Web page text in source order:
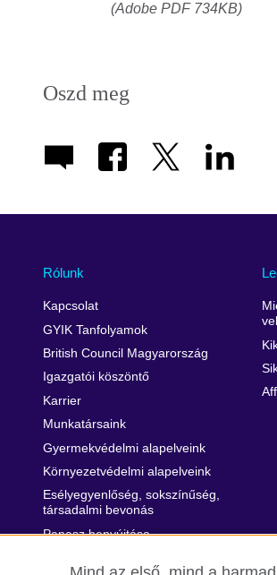
(Adobe PDF 734KB)
Oszd meg
Rólunk
Kapcsolat
GYIK Tanfolyamok
British Council Magyarország
Igazgatói köszöntő
Karrier
Munkatársaink
Gyermekvédelmi alapelveink
Környezetvédelmi alapelveink
Esélyegyenlőség, sokszínűség,
társadalmi bevonás
Panasz benyújtása